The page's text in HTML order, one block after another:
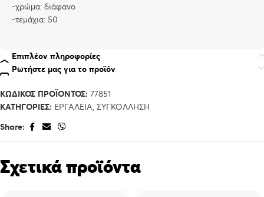
-χρώμα: διάφανο
-τεμάχια: 50
Επιπλέον πληροφορίες
Ρωτήστε μας για το προϊόν
ΚΩΔΙΚΌΣ ΠΡΟΪΌΝΤΟΣ: 77851
ΚΑΤΗΓΟΡΊΕΣ: ΕΡΓΑΛΕΊΑ, ΣΥΓΚΌΛΛΗΣΗ
Share:
Σχετικά προϊόντα